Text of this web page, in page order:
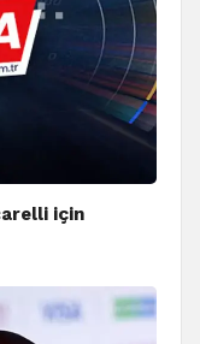
için